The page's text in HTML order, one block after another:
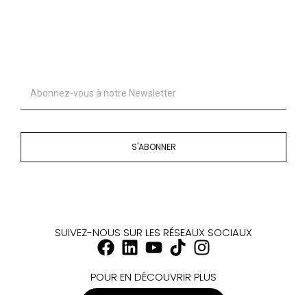
S'ABONNER
SUIVEZ-NOUS SUR LES RÉSEAUX SOCIAUX
POUR EN DÉCOUVRIR PLUS